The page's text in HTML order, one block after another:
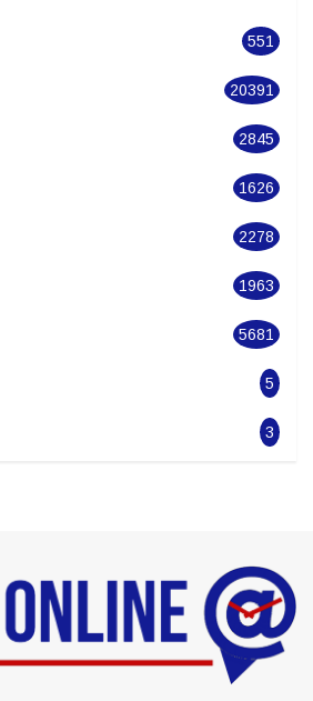
551
20391
2845
1626
2278
1963
5681